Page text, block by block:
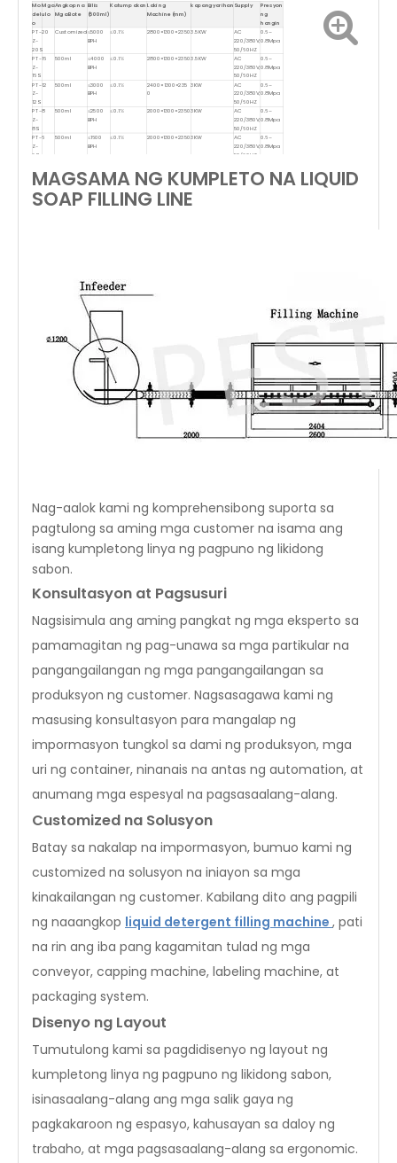
Mo
del
o
Mga
ulo
Angkop na
Mga Bote
Bilis
(500ml)
Katumpakan Laki ng
Machine (mm)
kapangyarihan Supply
Presyon
ng
hangin
PT-
Z-
20S
20 Customized≤5000
BPH
≤0.1% 2800×1300×23503.5KW
AC
220/380V;
50/60HZ
0.6–
0.8Mpa
PT-
Z-
16S
16 500ml
≤4000
BPH
≤0.1% 2800×1300×23503.5KW
AC
220/380V;
50/60HZ
0.6–
0.8Mpa
PT-
Z-
12S
12 500ml
≤3000
BPH
≤0.1%
2400×1300×235
0
3KW
AC
220/380V;
50/60HZ
0.6–
0.8Mpa
PT-
Z-
8S
8 500ml ≤2500
BPH
≤0.1% 2000×1300×23503KW AC
220/380V;
50/60HZ
0.6–
0.8Mpa
PT-
Z-
6S
6 500ml
≤1600
BPH
≤0.1% 2000×1300×23503KW
AC
220/380V;
50/60HZ
0.6–
0.8Mpa
MAGSAMA NG KUMPLETO NA LIQUID
SOAP FILLING LINE
Nag-aalok kami ng komprehensibong suporta sa
pagtulong sa aming mga customer na isama ang
isang kumpletong linya ng pagpuno ng likidong
sabon.
Konsultasyon at Pagsusuri
Nagsisimula ang aming pangkat ng mga eksperto sa
pamamagitan ng pag-unawa sa mga partikular na
pangangailangan ng mga pangangailangan sa
produksyon ng customer. Nagsasagawa kami ng
masusing konsultasyon para mangalap ng
impormasyon tungkol sa dami ng produksyon, mga
uri ng container, ninanais na antas ng automation, at
anumang mga espesyal na pagsasaalang-alang.
Customized na Solusyon
Batay sa nakalap na impormasyon, bumuo kami ng
customized na solusyon na iniayon sa mga
kinakailangan ng customer. Kabilang dito ang pagpili
ng naaangkop liquid detergent filling machine , pati
na rin ang iba pang kagamitan tulad ng mga
conveyor, capping machine, labeling machine, at
packaging system.
Disenyo ng Layout
Tumutulong kami sa pagdidisenyo ng layout ng
kumpletong linya ng pagpuno ng likidong sabon,
isinasaalang-alang ang mga salik gaya ng
pagkakaroon ng espasyo, kahusayan sa daloy ng
trabaho, at mga pagsasaalang-alang sa ergonomic.